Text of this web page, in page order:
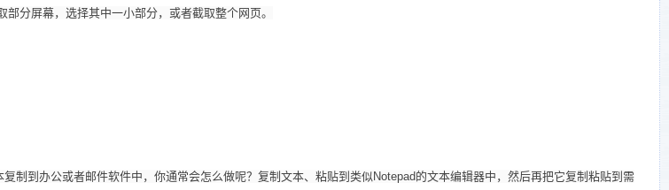
分屏幕，选择其中一小部分，或者截取整个网页。
制到办公或者邮件软件中，你通常会怎么做呢？复制文本、粘贴到类似Notepad的文本编辑器中，然后再把它复制粘贴到需